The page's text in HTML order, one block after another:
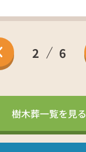
2 6
樹木葬一覧を見る